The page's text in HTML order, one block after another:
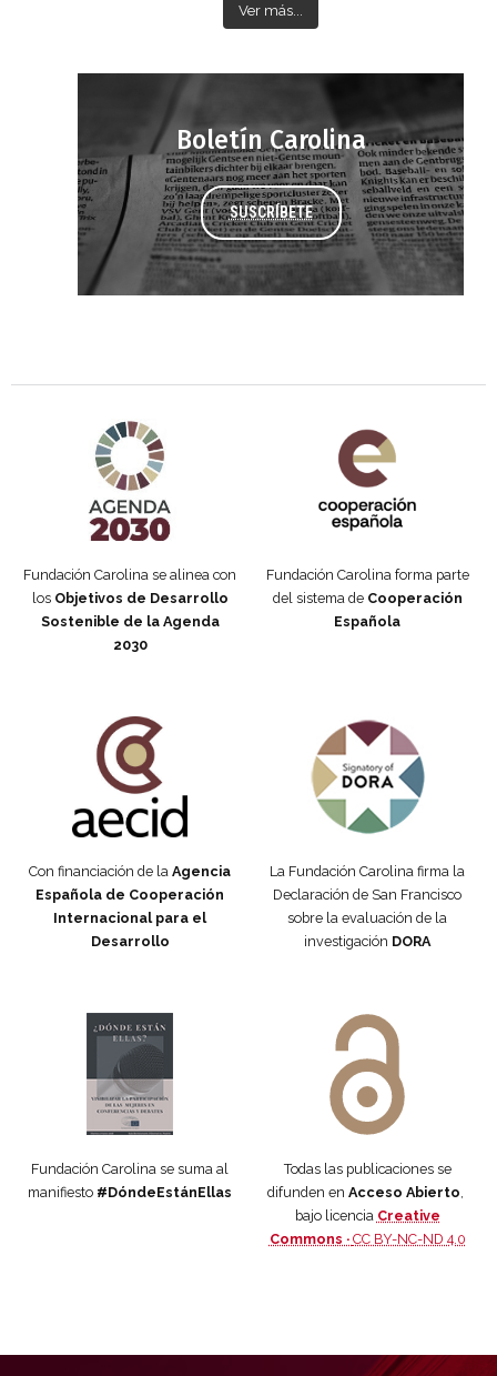
Ver más...
Boletín Carolina
SUSCRÍBETE
Fundación Carolina se alinea con
los Objetivos de Desarrollo
Sostenible de la Agenda
2030
Fundación Carolina forma parte
del sistema de Cooperación
Española
Con financiación de la Agencia
Española de Cooperación
Internacional para el
Desarrollo
La Fundación Carolina firma la
Declaración de San Francisco
sobre la evaluación de la
investigación DORA
Fundación Carolina se suma al
manifiesto #DóndeEstánEllas
Todas las publicaciones se
difunden en Acceso Abierto
bajo licencia Creative
Commons · CC BY-NC-ND 4.0